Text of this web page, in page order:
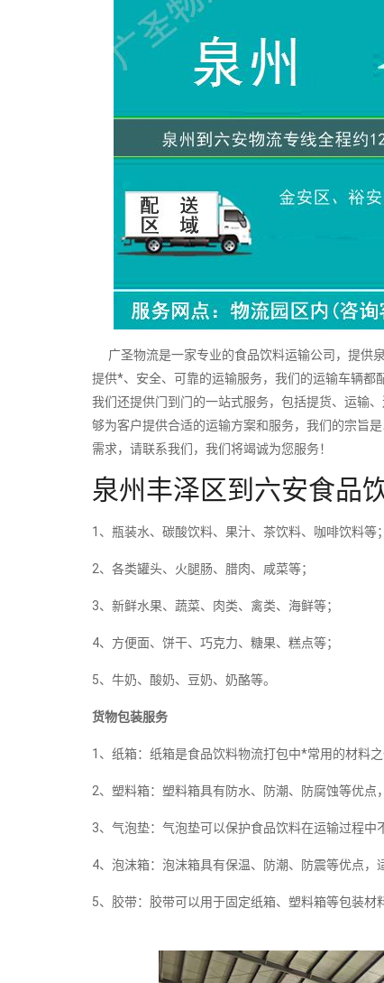
广圣物流是一家专业的食品饮料运输公司，提供
提供*、安全、可靠的运输服务，我们的运输车辆都
我们还提供门到门的一站式服务，包括提货、运输
够为客户提供合适的运输方案和服务，我们的宗旨
需求，请联系我们，我们将竭诚为您服务！
泉州丰泽区到六安食品
1、瓶装水、碳酸饮料、果汁、茶饮料、咖啡饮料等；
2、各类罐头、火腿肠、腊肉、咸菜等；
3、新鲜水果、蔬菜、肉类、禽类、海鲜等；
4、方便面、饼干、巧克力、糖果、糕点等；
5、牛奶、酸奶、豆奶、奶酪等。
货物包装服务
1、纸箱：纸箱是食品饮料物流打包中*常用的材料
2、塑料箱：塑料箱具有防水、防潮、防腐蚀等优点
3、气泡垫：气泡垫可以保护食品饮料在运输过程中
4、泡沫箱：泡沫箱具有保温、防潮、防震等优点，
5、胶带：胶带可以用于固定纸箱、塑料箱等包装